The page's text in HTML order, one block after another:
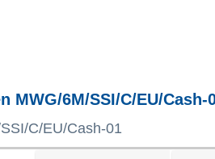
MWG/6M/SSI/C/EU/Cash-
C/EU/Cash-01